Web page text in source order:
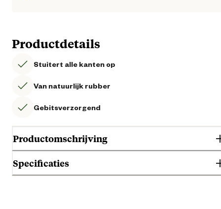
Productdetails
Stuitert alle kanten op
Van natuurlijk rubber
Gebitsverzorgend
Productomschrijving
Specificaties